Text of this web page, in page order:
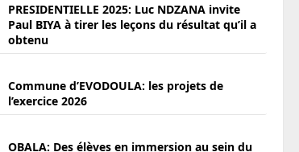
PRESIDENTIELLE 2025: Luc NDZANA invite
Paul BIYA à tirer les leçons du résultat qu’il a
obtenu
Commune d’EVODOULA: les projets de
l’exercice 2026
OBALA: Des élèves en immersion au sein du